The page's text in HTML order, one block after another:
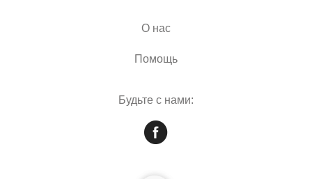
О нас
Помощь
Будьте с нами: